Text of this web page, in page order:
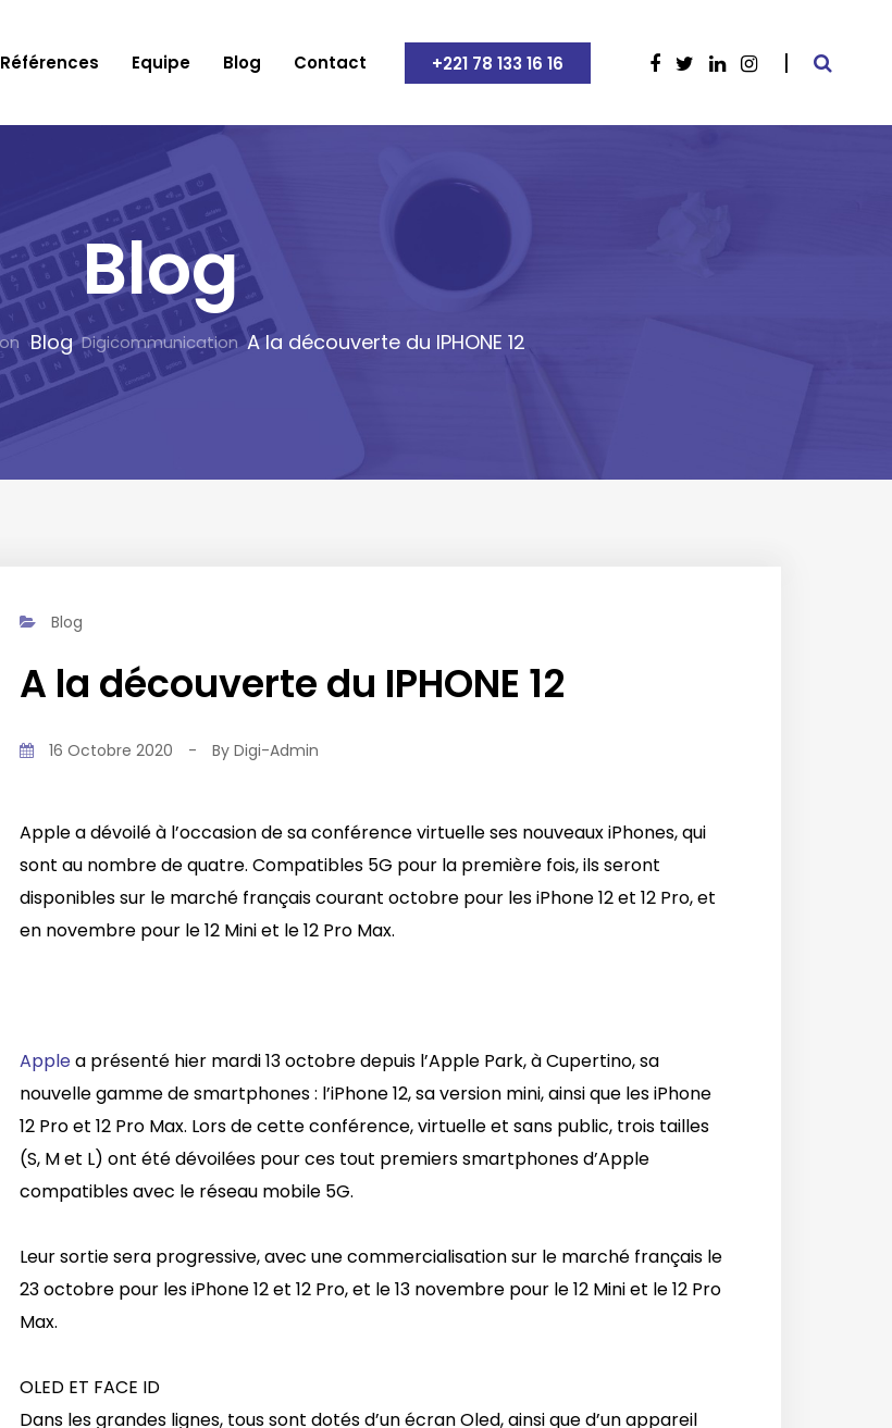
Références Equipe Blog Contact +221 78 133 16 16
Blog
Blog A la découverte du IPHONE 12
Blog
A la découverte du IPHONE 12
16 Octobre 2020 - By Digi-Admin
Apple a dévoilé à l’occasion de sa conférence virtuelle ses nouveaux iPhones, qui
sont au nombre de quatre. Compatibles 5G pour la première fois, ils seront
disponibles sur le marché français courant octobre pour les iPhone 12 et 12 Pro, et
en novembre pour le 12 Mini et le 12 Pro Max.
Applea présenté hier mardi 13 octobre depuis l’Apple Park, à Cupertino, sa
nouvelle gamme de smartphones : l’iPhone 12, sa version mini, ainsi que les iPhone
12 Pro et 12 Pro Max. Lors de cette conférence, virtuelle et sans public, trois tailles
(S, M et L) ont été dévoilées pour ces tout premiers smartphones d’Apple
compatibles avec le réseau mobile 5G.
Leur sortie sera progressive, avec une commercialisation sur le marché français le
23 octobre pour les iPhone 12 et 12 Pro, et le 13 novembre pour le 12 Mini et le 12 Pro
Max.
OLED ET FACE ID
Dans les grandes lignes, tous sont dotés d’un écran Oled, ainsi que d’un appareil